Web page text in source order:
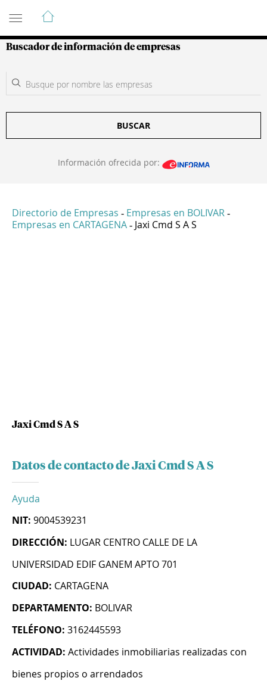
Guía de Empresas Colombianas
Buscador de información de empresas
BUSCAR
Información ofrecida por:
Directorio de Empresas - Empresas en BOLIVAR -
Empresas en CARTAGENA - Jaxi Cmd S A S
Jaxi Cmd S A S
Datos de contacto de Jaxi Cmd S A S
Ayuda
NIT: 9004539231
DIRECCIÓN: LUGAR CENTRO CALLE DE LA
UNIVERSIDAD EDIF GANEM APTO 701
CIUDAD: CARTAGENA
DEPARTAMENTO: BOLIVAR
TELÉFONO: 3162445593
ACTIVIDAD: Actividades inmobiliarias realizadas con
bienes propios o arrendados